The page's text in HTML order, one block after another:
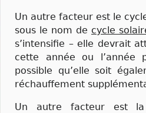
Un autre facteur est le
sous le nom de cycle
s’intensifie – elle devrait
cette année ou l’année
possible qu’elle soit
réchauffement
Un autre facteur est